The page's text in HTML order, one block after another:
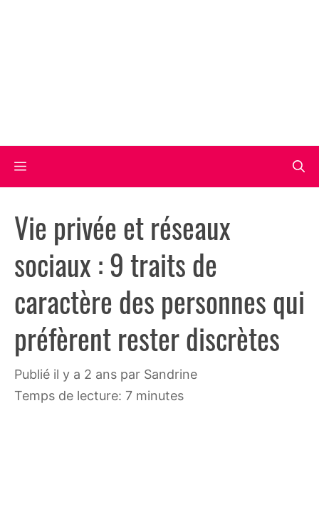
Menu
Vie privée et réseaux
sociaux : 9 traits de
caractère des personnes qui
préfèrent rester discrètes
publié il y a 2 ans par Sandrine
Temps de lecture: 7 minutes